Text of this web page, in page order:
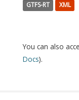
GTFS-RT XML
You can also
Docs).